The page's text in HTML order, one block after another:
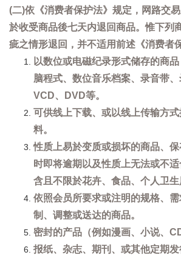
(二)依《消费者保护法》规定，网路交
於收受商品後七天内退回商品。惟下列
疵之情形退回，并不适用前述《消费者
以数位或电磁纪录形式储存的商
脑程式、数位音乐档案、录音带、
VCD、DVD等。
可供线上下载、或以线上传输方
料。
性质上易於变质或损坏的商品、
时即将逾期以及性质上无法或不
含且不限於花卉、食品、个人卫生
依照会员所要求或注明的规格、
制、调整或送达的商品。
密封的产品（例如漫画、小说、
报纸、杂志、期刊、或其他定期发